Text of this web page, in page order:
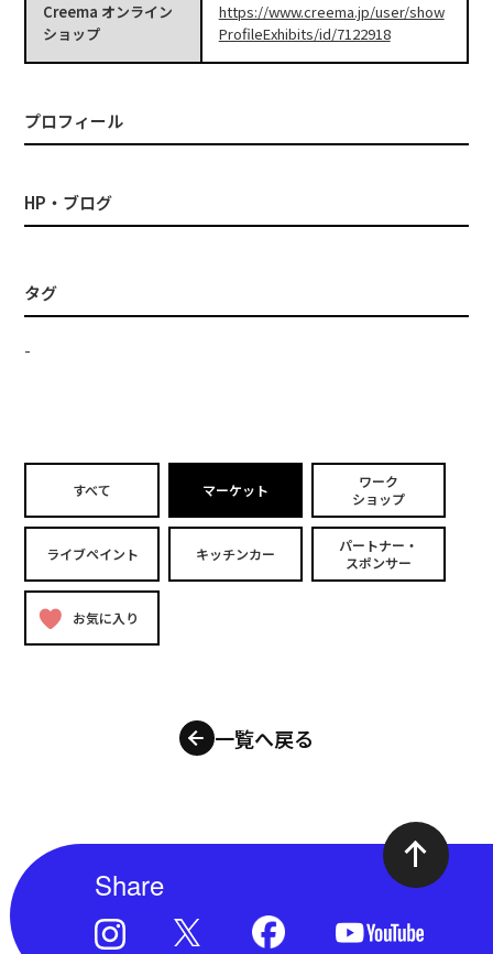
Creema オンライン
ショップ
https://www.creema.jp/user/show
ProfileExhibits/id/7122918
プロフィール
HP・ブログ
タグ
-
すべて マーケット
ワーク
ショップ
ライブペイント キッチンカー
パートナー・
スポンサー
お気に入り
一覧へ戻る
Share